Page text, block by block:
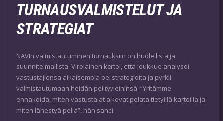
TURNAUSVALMISTELUT JA
STRATEGIAT
NAVIn valmistautuminen turnauksiin on huolellista ja
suunnitelmallista. Virolainen kertoi, että joukkue analysoi
vastustajiensa aikaisempia pelistrategioita ja pyrkii
valmistautumaan heidän pelityyleihinsä. “Yritämme
ennakoida, miten vastustajat aikovat pelata tietyillä kartoilla ja
miten lähestyä peliä”, hän sanoi.